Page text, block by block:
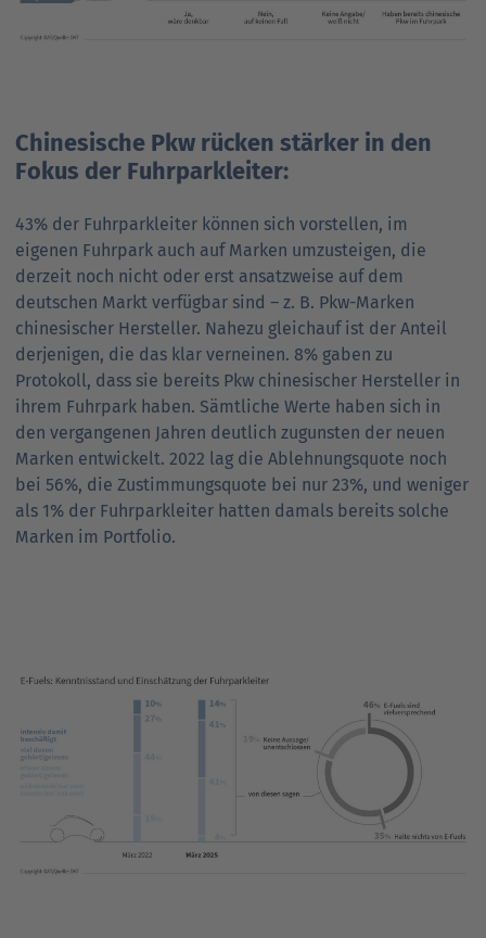
Chinesische Pkw rücken stärker in den
Fokus der Fuhrparkleiter:
43% der Fuhrparkleiter können sich vorstellen, im
eigenen Fuhrpark auch auf Marken umzusteigen, die
derzeit noch nicht oder erst ansatzweise auf dem
deutschen Markt verfügbar sind – z. B. Pkw-Marken
chinesischer Hersteller. Nahezu gleichauf ist der Anteil
derjenigen, die das klar verneinen. 8% gaben zu
Protokoll, dass sie bereits Pkw chinesischer Hersteller in
ihrem Fuhrpark haben. Sämtliche Werte haben sich in
den vergangenen Jahren deutlich zugunsten der neuen
Marken entwickelt. 2022 lag die Ablehnungsquote noch
bei 56%, die Zustimmungsquote bei nur 23%, und weniger
als 1% der Fuhrparkleiter hatten damals bereits solche
Marken im Portfolio.